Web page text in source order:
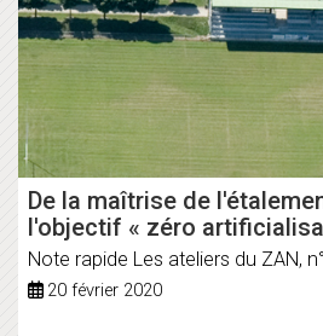
De la maîtrise de
l'objectif « zéro
Note rapide Les ateliers du ZAN,
20 février 2020